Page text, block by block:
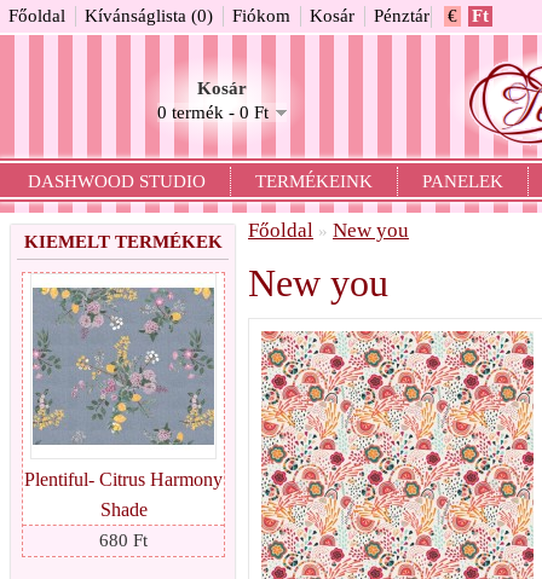
€ Ft
Kosár
0 termék - 0 Ft
Főoldal Kívánságlista (0) Fiókom Kosár Pénztár
DASHWOOD STUDIO TERMÉKEINK PANELEK
KIEMELT TERMÉKEK
Plentiful- Citrus Harmony
Shade
680 Ft
Főoldal » New you
New you